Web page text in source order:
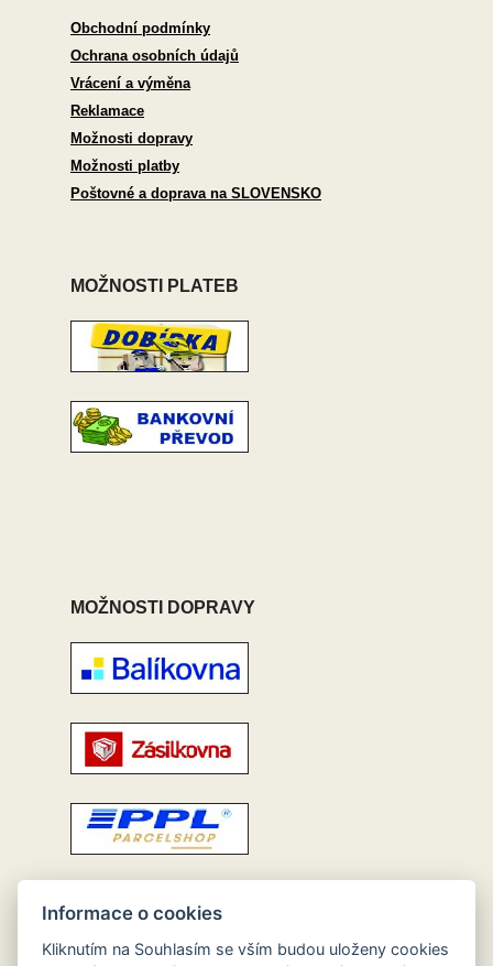
Obchodní podmínky
Ochrana osobních údajů
Vrácení a výměna
Reklamace
Možnosti dopravy
Možnosti platby
Poštovné a doprava na SLOVENSKO
MOŽNOSTI PLATEB
MOŽNOSTI DOPRAVY
Informace o cookies
Kliknutím na Souhlasím se vším budou uloženy cookies